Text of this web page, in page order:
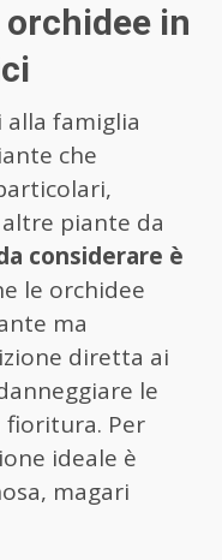
in
famiglia
che
piante da
considerare è
le orchidee
ma
diretta ai
le
Per
ideale è
magari